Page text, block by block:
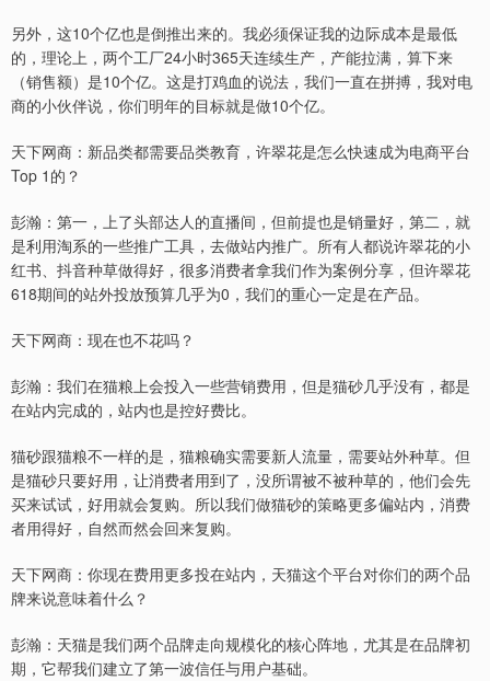
另外，这10个亿也是倒推出来的。我必须保证我的边际成本是最低
的，理论上，两个工厂24小时365天连续生产，产能拉满，算下来
（销售额）是10个亿。这是打鸡血的说法，我们一直在拼搏，我对电
商的小伙伴说，你们明年的目标就是做10个亿。
天下网商：新品类都需要品类教育，许翠花是怎么快速成为电商平台
Top 1的？
彭瀚：第一，上了头部达人的直播间，但前提也是销量好，第二，就
是利用淘系的一些推广工具，去做站内推广。所有人都说许翠花的小
红书、抖音种草做得好，很多消费者拿我们作为案例分享，但许翠花
618期间的站外投放预算几乎为0，我们的重心一定是在产品。
天下网商：现在也不花吗？
彭瀚：我们在猫粮上会投入一些营销费用，但是猫砂几乎没有，都是
在站内完成的，站内也是控好费比。
猫砂跟猫粮不一样的是，猫粮确实需要新人流量，需要站外种草。但
是猫砂只要好用，让消费者用到了，没所谓被不被种草的，他们会先
买来试试，好用就会复购。所以我们做猫砂的策略更多偏站内，消费
者用得好，自然而然会回来复购。
天下网商：你现在费用更多投在站内，天猫这个平台对你们的两个品
牌来说意味着什么？
彭瀚：天猫是我们两个品牌走向规模化的核心阵地，尤其是在品牌初
期，它帮我们建立了第一波信任与用户基础。